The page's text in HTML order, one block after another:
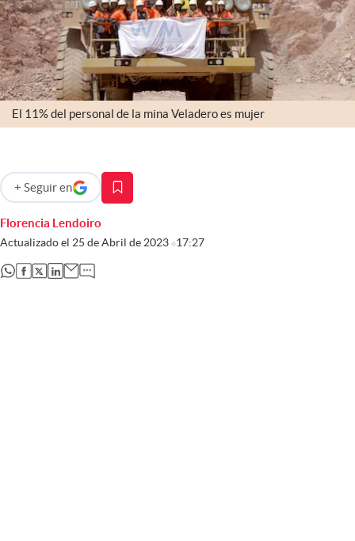
El Cronista Studio
Mediakit
abre en nueva pestaña
Argentina
El 11% del personal de la mina Veladero es mujer
Florencia Lendoiro
Actualizado el 25 de Abril de 2023 17:27
+ Seguir en
abre en nueva pestaña
abre en nueva pestaña
abre en nueva pestaña
abre en nueva pestaña
abre en nueva pestaña